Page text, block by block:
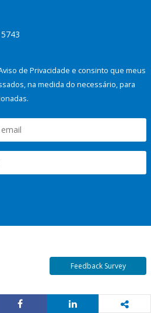
de Privacidade e consinto que meus
na medida do necessário, para
Feedback Survey